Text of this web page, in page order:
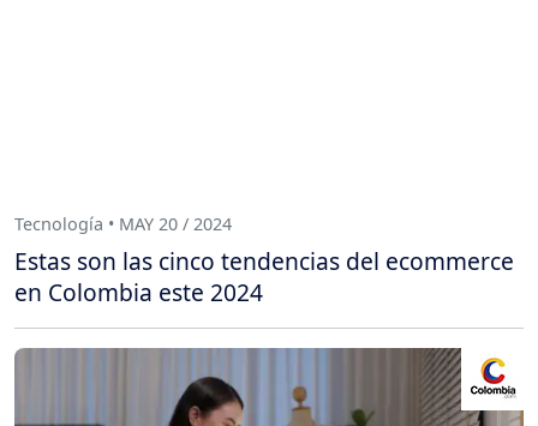
Tecnología • MAY 20 / 2024
Estas son las cinco tendencias del ecommerce
en Colombia este 2024